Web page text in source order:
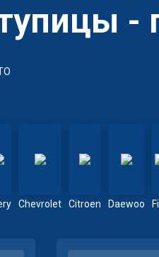
-
Chevrolet Citroen Daewoo